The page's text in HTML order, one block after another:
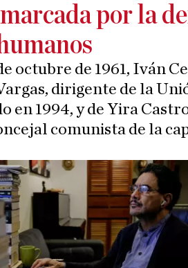
por la
octubre de 1961, Iván
dirigente de la
en 1994, y de Yira
comunista de la